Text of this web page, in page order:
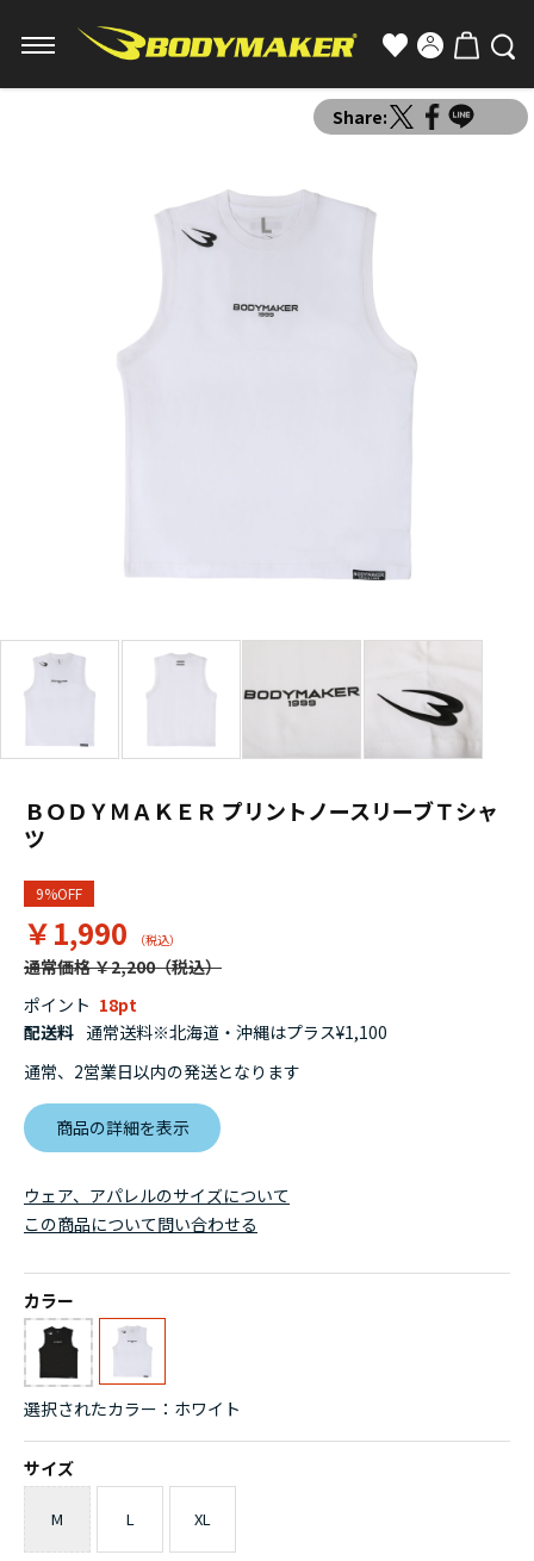
Share:
ＢＯＤＹＭＡＫＥＲ プリントノースリーブＴシャ
ツ
9%OFF
￥1,990
通常価格 ￥2,200
ポイント 18
配送料 通常送料※北海道・沖縄はプラス¥1,100
通常、2営業日以内の発送となります
商品の詳細を表示
ウェア、アパレルのサイズについて
カラー
選択されたカラー：ホワイト
サイズ
M L XL
この商品について問い合わせる